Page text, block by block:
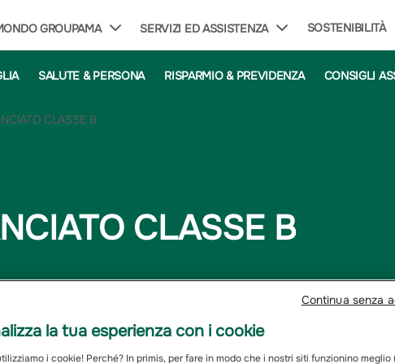
GROUPAMA SERVIZI ED ASSISTENZA SOSTENIBILITÀ
SALUTE & PERSONA RISPARMIO & PREVIDENZA CONSIGLI
CLASSE B
CLASSE B
di associare investimenti più conservativi ad investimenti
ValorePiù Bilanciato mira a massimizzare il rendimento
la tua esperienza con i cookie
i cookie! Perché? In primis, per fare in modo che i nostri siti funzionino meglio
Continua senza